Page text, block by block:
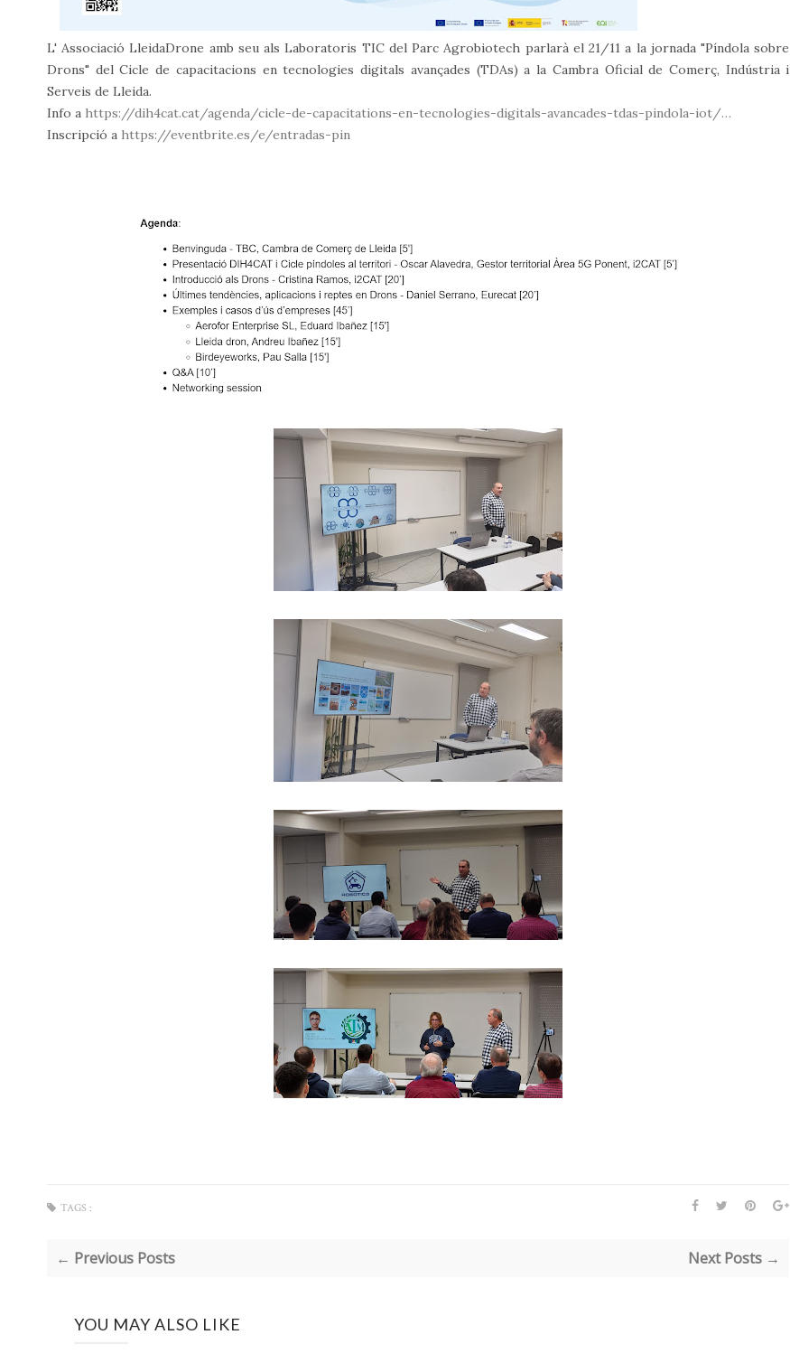
L' Associació LleidaDrone amb seu als Laboratoris TIC del Parc Agrobiotech parlarà el 21/11 a la jornada "Píndola sobre
Drons" del Cicle de capacitacions en tecnologies digitals avançades (TDAs) a la Cambra Oficial de Comerç, Indústria i
Serveis de Lleida.
Info a https://dih4cat.cat/agenda/cicle-de-capacitations-en-tecnologies-digitals-avancades-tdas-pindola-iot/…
Inscripció a https://eventbrite.es/e/entradas-pin
TAGS :
← Previous Posts Next Posts →
YOU MAY ALSO LIKE